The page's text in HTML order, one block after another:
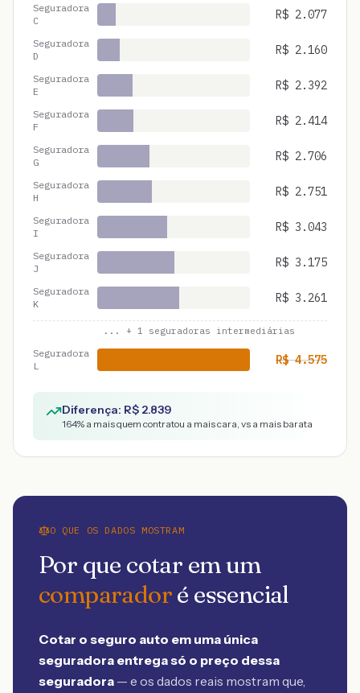
Seguradora
C
R$ 2.077
Seguradora
D
R$ 2.160
Seguradora
E
R$ 2.392
Seguradora
F
R$ 2.414
Seguradora
G
R$ 2.706
Seguradora
H
R$ 2.751
Seguradora
I
R$ 3.043
Seguradora
J
R$ 3.175
Seguradora
K
R$ 3.261
... + 1 seguradoras intermediárias
Seguradora
L
R$4.575
Diferença: R$ 2.839
164% a mais quem contratou a mais cara, vs a mais barata
O QUE OS DADOS MOSTRAM
Por que cotar em um
comparadoré essencial
Cotar o seguro auto em uma única
seguradora entrega só o preço dessa
seguradora — e os dados reais mostram que,